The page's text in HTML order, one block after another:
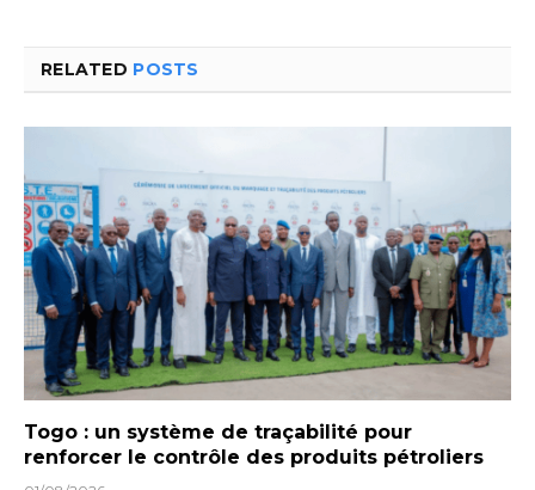
RELATED POSTS
Togo : un système de traçabilité pour
renforcer le contrôle des produits pétroliers